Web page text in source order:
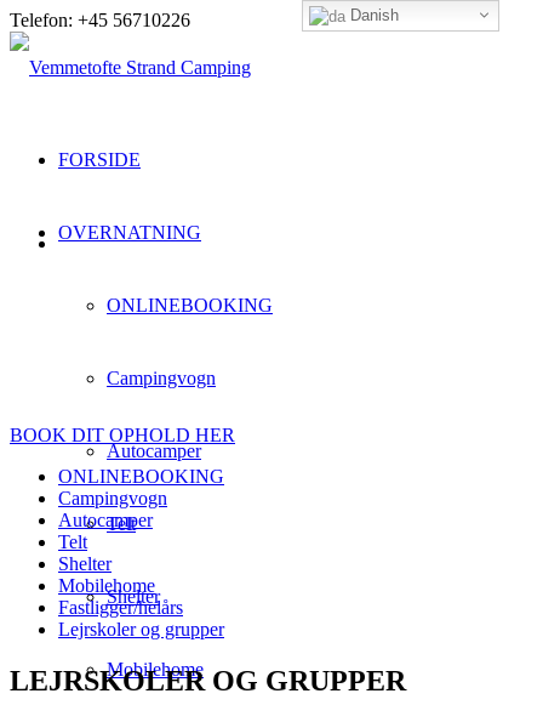
Telefon: +45 56710226
FORSIDE
OVERNATNING
ONLINEBOOKING
Campingvogn
Autocamper
Telt
Shelter
Mobilehome
BOOK DIT OPHOLD HER
ONLINEBOOKING
Campingvogn
Autocamper
Telt
Shelter
Mobilehome
Fastligger/helårs
Lejrskoler og grupper
LEJRSKOLER OG GRUPPER
Danish